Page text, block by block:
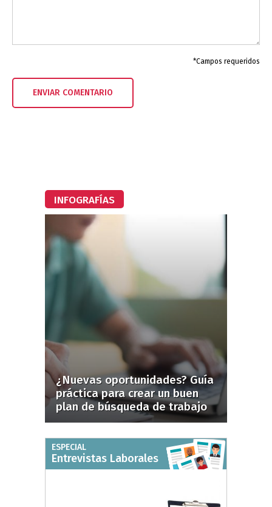
*Campos requeridos
INFOGRAFÍAS
¿Nuevas oportunidades? Guía
práctica para crear un buen
plan de búsqueda de trabajo
ESPECIAL
Entrevistas Laborales